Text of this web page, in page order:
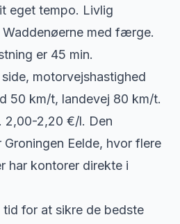
eget tempo. Livlig
med færge.
er 45 min.
motorvejshastighed
50 km/t, landevej 80 km/t.
2,20 €/l. Den
Eelde, hvor flere
har kontorer direkte i
for at sikre de bedste